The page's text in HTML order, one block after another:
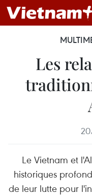
Les
Le Vietnam et
historiques
de leur lutte pour